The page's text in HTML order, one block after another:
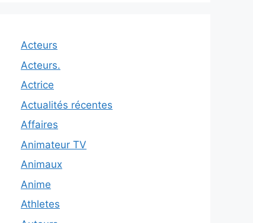
Acteurs
Acteurs.
Actrice
Actualités récentes
Affaires
Animateur TV
Animaux
Anime
Athletes